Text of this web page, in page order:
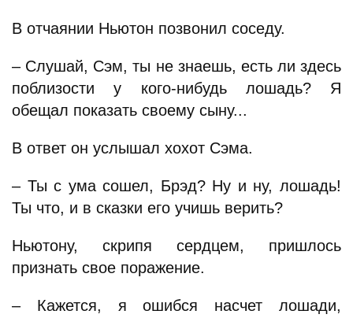
В отчаянии Ньютон позвонил соседу.
– Слушай, Сэм, ты не знаешь, есть ли здесь
поблизости у кого-нибудь лошадь? Я
обещал показать своему сыну...
В ответ он услышал хохот Сэма.
– Ты с ума сошел, Брэд? Ну и ну, лошадь!
Ты что, и в сказки его учишь верить?
Ньютону, скрипя сердцем, пришлось
признать свое поражение.
– Кажется, я ошибся насчет лошади,